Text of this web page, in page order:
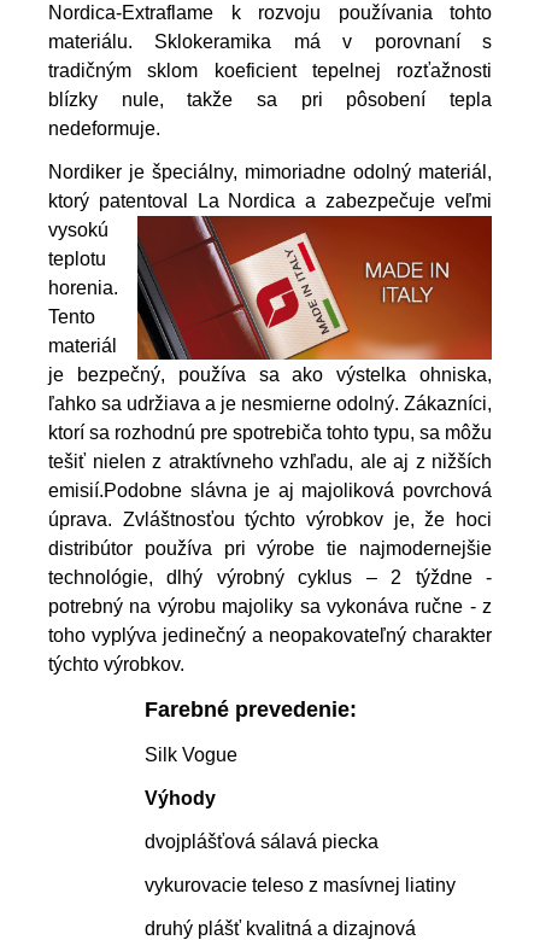
Nordica-Extraflame k rozvoju používania tohto
materiálu. Sklokeramika má v porovnaní s
tradičným sklom koeficient tepelnej rozťažnosti
blízky nule, takže sa pri pôsobení tepla
nedeformuje.
Nordiker je špeciálny, mimoriadne odolný materiál,
ktorý patentoval La Nordica a zabezpečuje veľmi
vysokú
teplotu
horenia.
Tento
materiál
je bezpečný, používa sa ako výstelka ohniska,
ľahko sa udržiava a je nesmierne odolný. Zákazníci,
ktorí sa rozhodnú pre spotrebiča tohto typu, sa môžu
tešiť nielen z atraktívneho vzhľadu, ale aj z nižších
emisií.Podobne slávna je aj majoliková povrchová
úprava. Zvláštnosťou týchto výrobkov je, že hoci
distribútor používa pri výrobe tie najmodernejšie
technológie, dlhý výrobný cyklus – 2 týždne -
potrebný na výrobu majoliky sa vykonáva ručne - z
toho vyplýva jedinečný a neopakovateľný charakter
týchto výrobkov.
Farebné prevedenie:
Silk Vogue
Výhody
dvojplášťová sálavá piecka
vykurovacie teleso z masívnej liatiny
druhý plášť kvalitná a dizajnová